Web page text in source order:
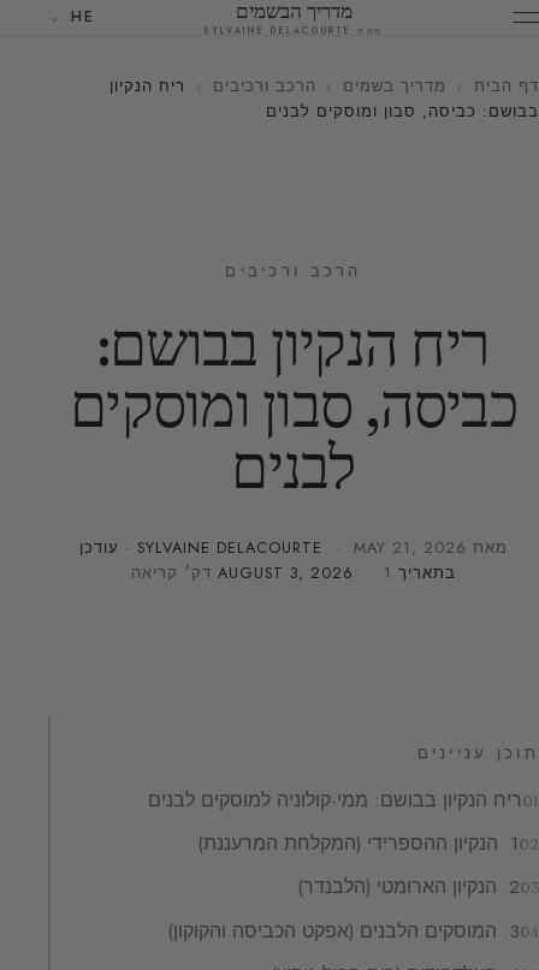
מדריך הבשמים
מאת SYLVAINE DELACOURTE
HE
דף הבית › מדריך בשמים › הרכב ורכיבים ›
ריח הנקיון
בבושם: כביסה, סבון ומוסקים לבנים
הרכב ורכיבים
ריח הנקיון בבושם:
כביסה, סבון ומוסקים
לבנים
מאת SYLVAINE DELACOURTE · MAY 21, 2026
· עודכן
בתאריך
AUGUST 3, 2026 · 1 דק׳ קריאה
תוכן עניינים
ריח הנקיון בבושם: ממי-קולוניה למוסקים לבנים
1. הנקיון ההספרידי (המקלחת המרעננת)
2. הנקיון הארומטי (הלבנדר)
3. המוסקים הלבנים (אפקט הכביסה והקוקון)